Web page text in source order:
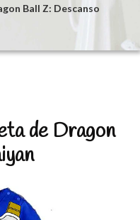
Ball Z: Descanso
de Dragon